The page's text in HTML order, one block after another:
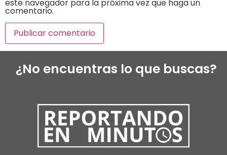
este navegador para la próxima vez que haga un
comentario.
¿No encuentras lo que buscas?